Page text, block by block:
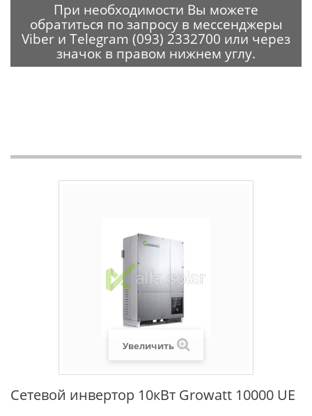
При необходимости Вы можете
обратиться по запросу в мессенджеры
Viber и Telegram (093) 2332700 или через
значок в правом нижнем углу.
Увеличить
Сетевой инвертор 10кВт Growatt 10000 UE